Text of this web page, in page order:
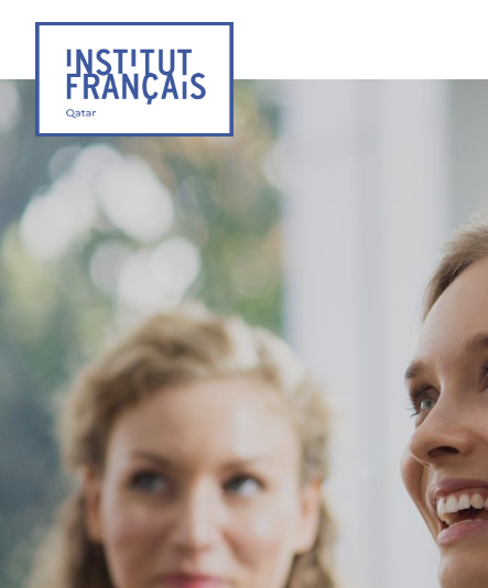
Institut
Français
Qatar